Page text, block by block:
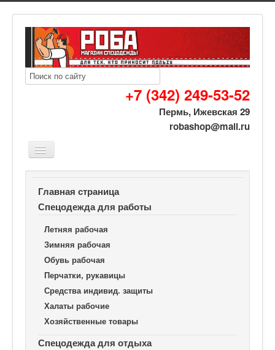
+7 (342) 249-53-52
Пермь, Ижевская 29
robashop@mail.ru
Обувь рабочая
Ботинки СТАНДАРТ ПУ НИТРИЛ с МП для сварщика
Главная страница
Спецодежда для работы
Летняя рабочая
Зимняя рабочая
Обувь рабочая
Перчатки, рукавицы
Средства индивид. защиты
Халаты рабочие
Хозяйственные товары
Спецодежда для отдыха